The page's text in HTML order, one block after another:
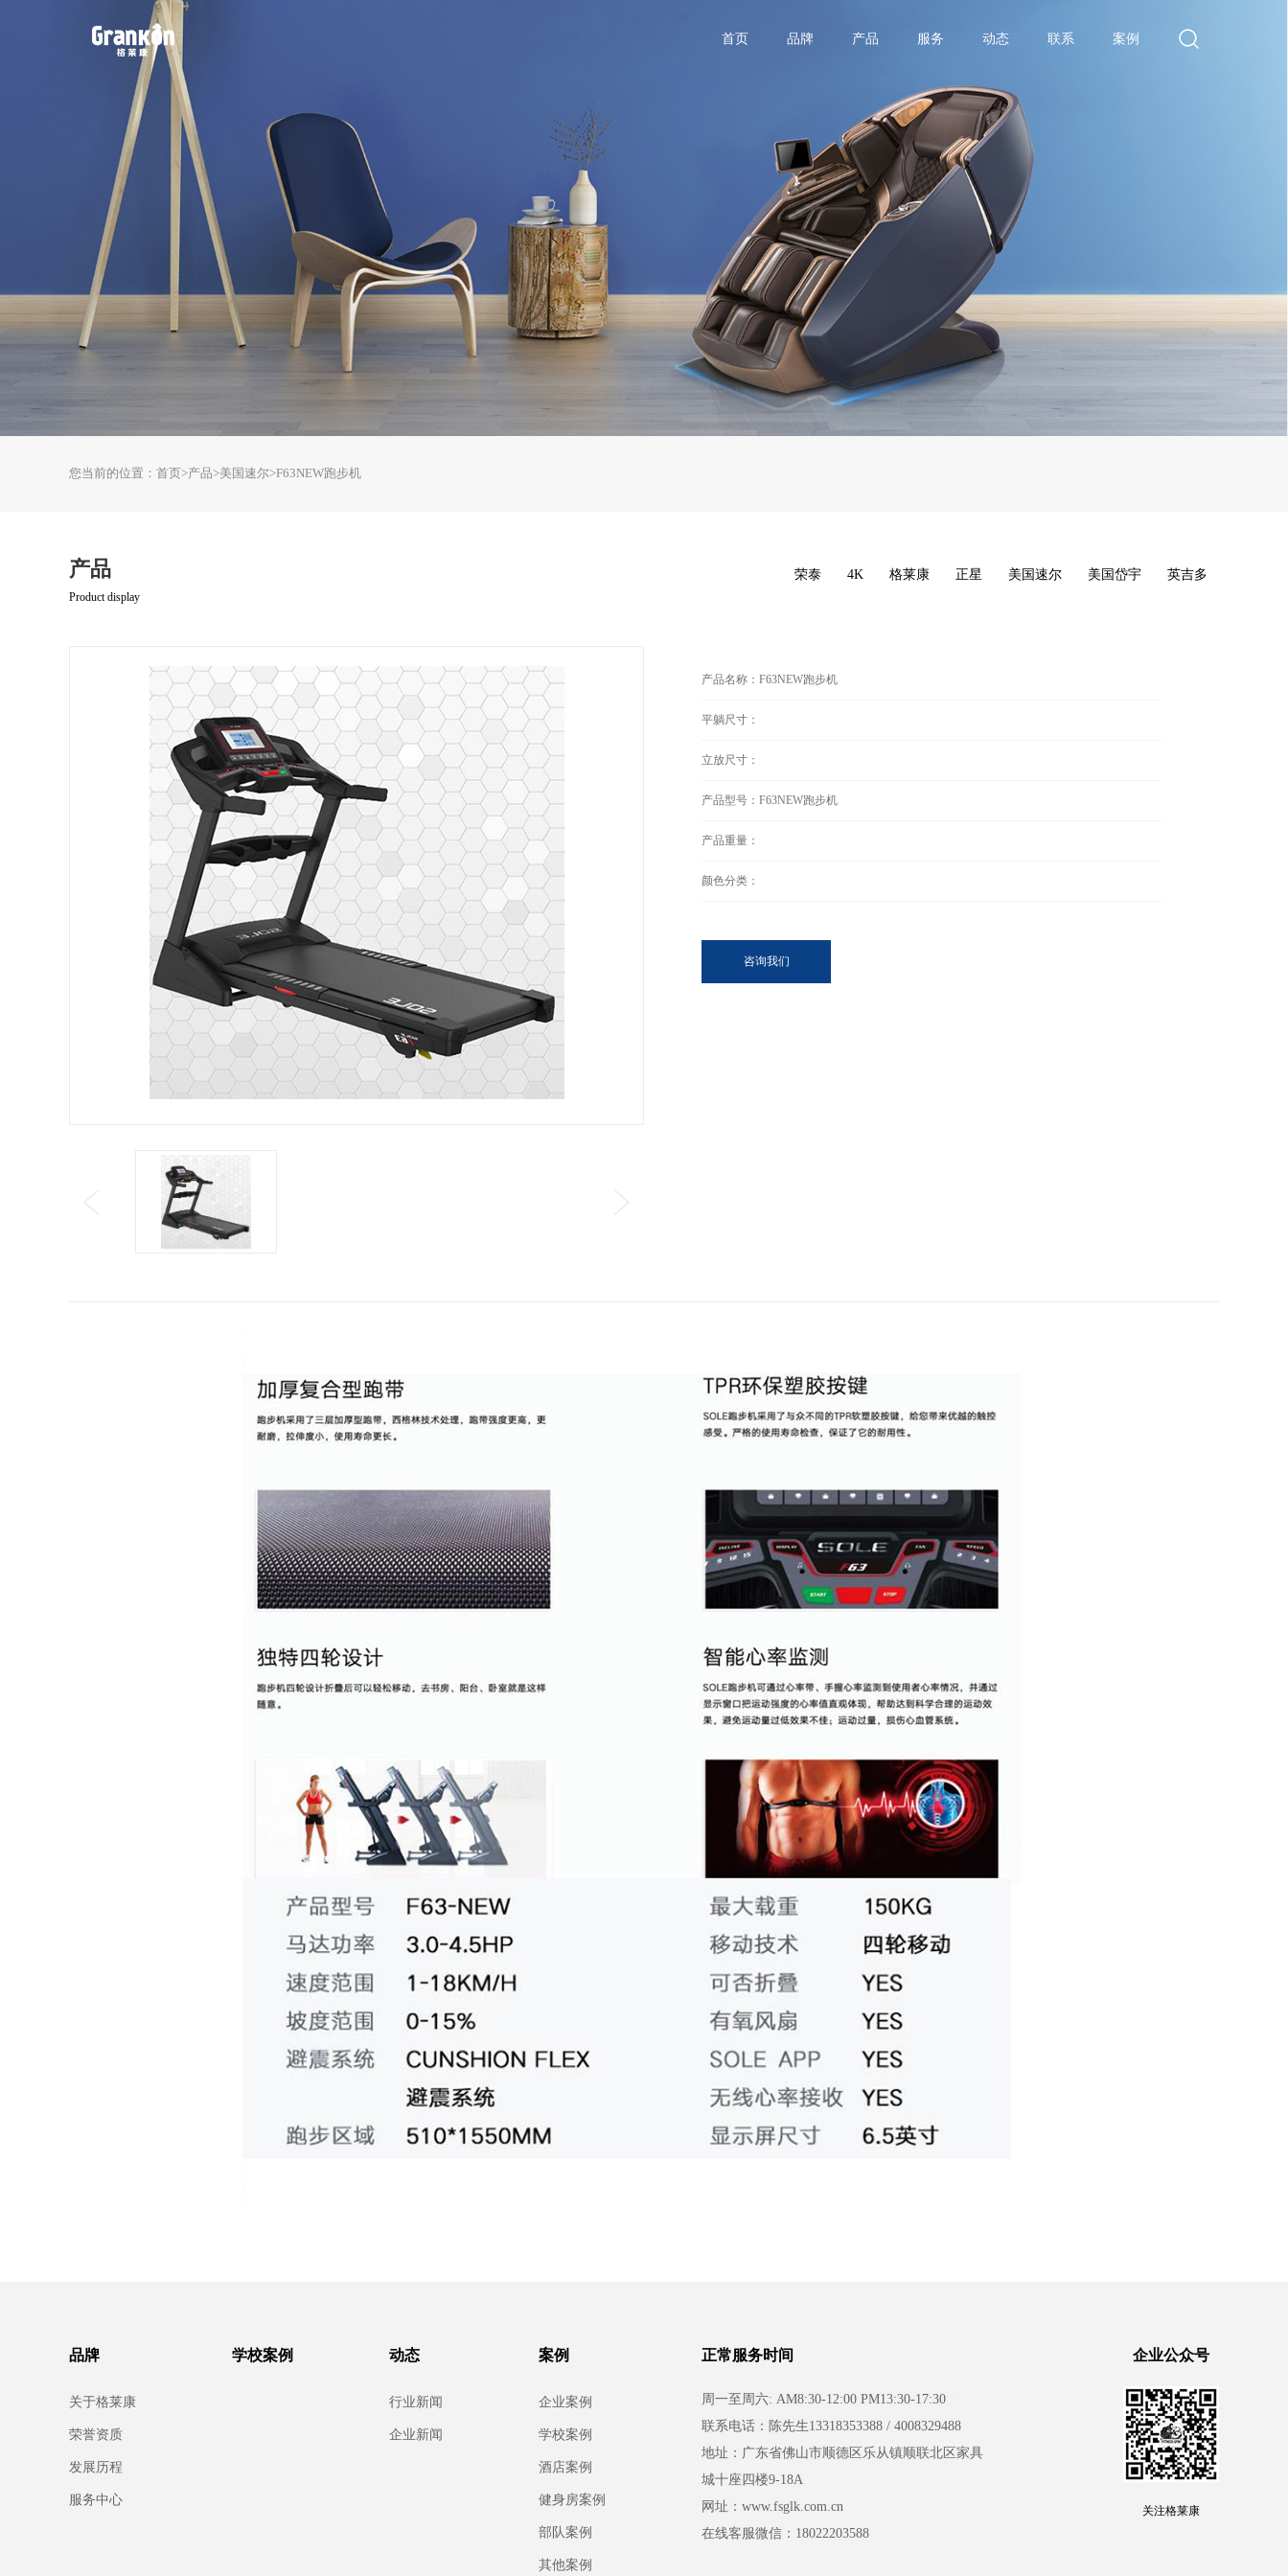
网站首页
案例
首页 品牌 产品 服务 动态 联系 案例
您当前的位置： 首页>产品>美国速尔>F63NEW跑步机
产品
Product display
荣泰 4K 格莱康 正星 美国速尔 美国岱宇 英吉多
产品名称：F63NEW跑步机
平躺尺寸：
立放尺寸：
产品型号：F63NEW跑步机
产品重量：
颜色分类：
咨询我们
品牌
关于格莱康
荣誉资质
发展历程
服务中心
学校案例 动态
行业新闻
企业新闻
案例
企业案例
学校案例
酒店案例
健身房案例
部队案例
其他案例
正常服务时间
周一至周六: AM8:30-12:00 PM13:30-17:30
联系电话： 陈先生13318353388 / 4008329488
地址：广东省佛山市顺德区乐从镇顺联北区家具
城十座四楼9-18A
网址：www.fsglk.com.cn
在线客服微信：18022203588
企业公众号
关注格莱康